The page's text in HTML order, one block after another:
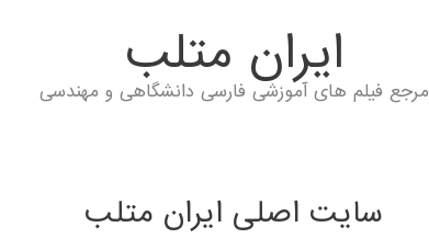
ايران متلب
مرجع فیلم های آموزشی فارسی دانشگاهی و مهندسی
سایت اصلی ایران متلب